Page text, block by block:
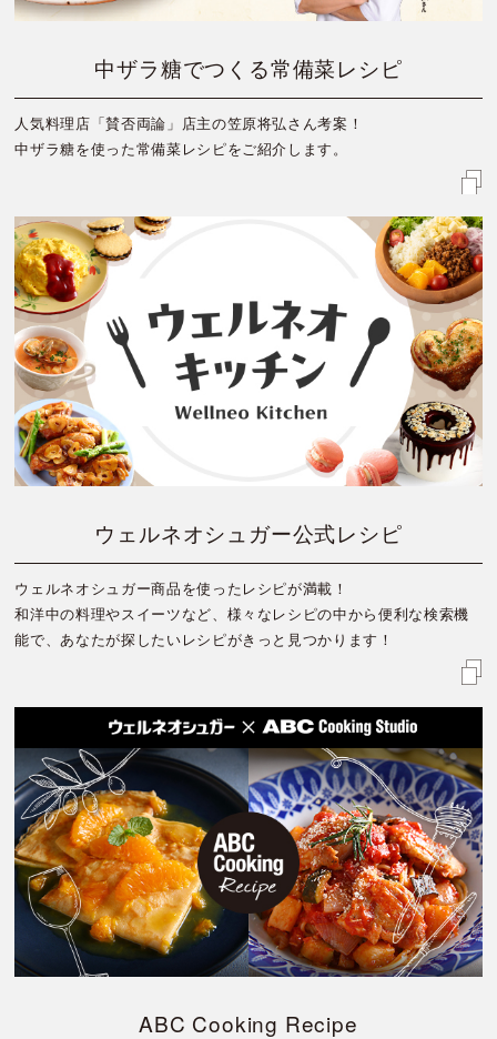
中ザラ糖でつくる常備菜レシピ
人気料理店「賛否両論」店主の笠原将弘さん考案！
中ザラ糖を使った常備菜レシピをご紹介します。
ウェルネオシュガー公式レシピ
ウェルネオシュガー商品を使ったレシピが満載！
和洋中の料理やスイーツなど、様々なレシピの中から便利な検索機
能で、あなたが探したいレシピがきっと見つかります！
ABC Cooking Recipe